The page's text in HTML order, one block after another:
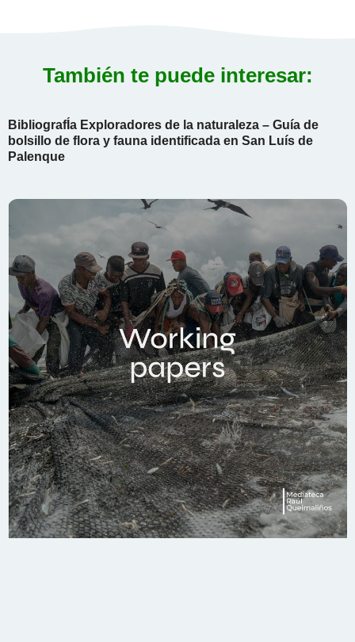
También te puede interesar:
BibliografÍa Exploradores de la naturaleza – Guía de
bolsillo de flora y fauna identificada en San Luís de
Palenque